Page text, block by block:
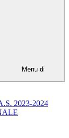
Menu di
2023-2024